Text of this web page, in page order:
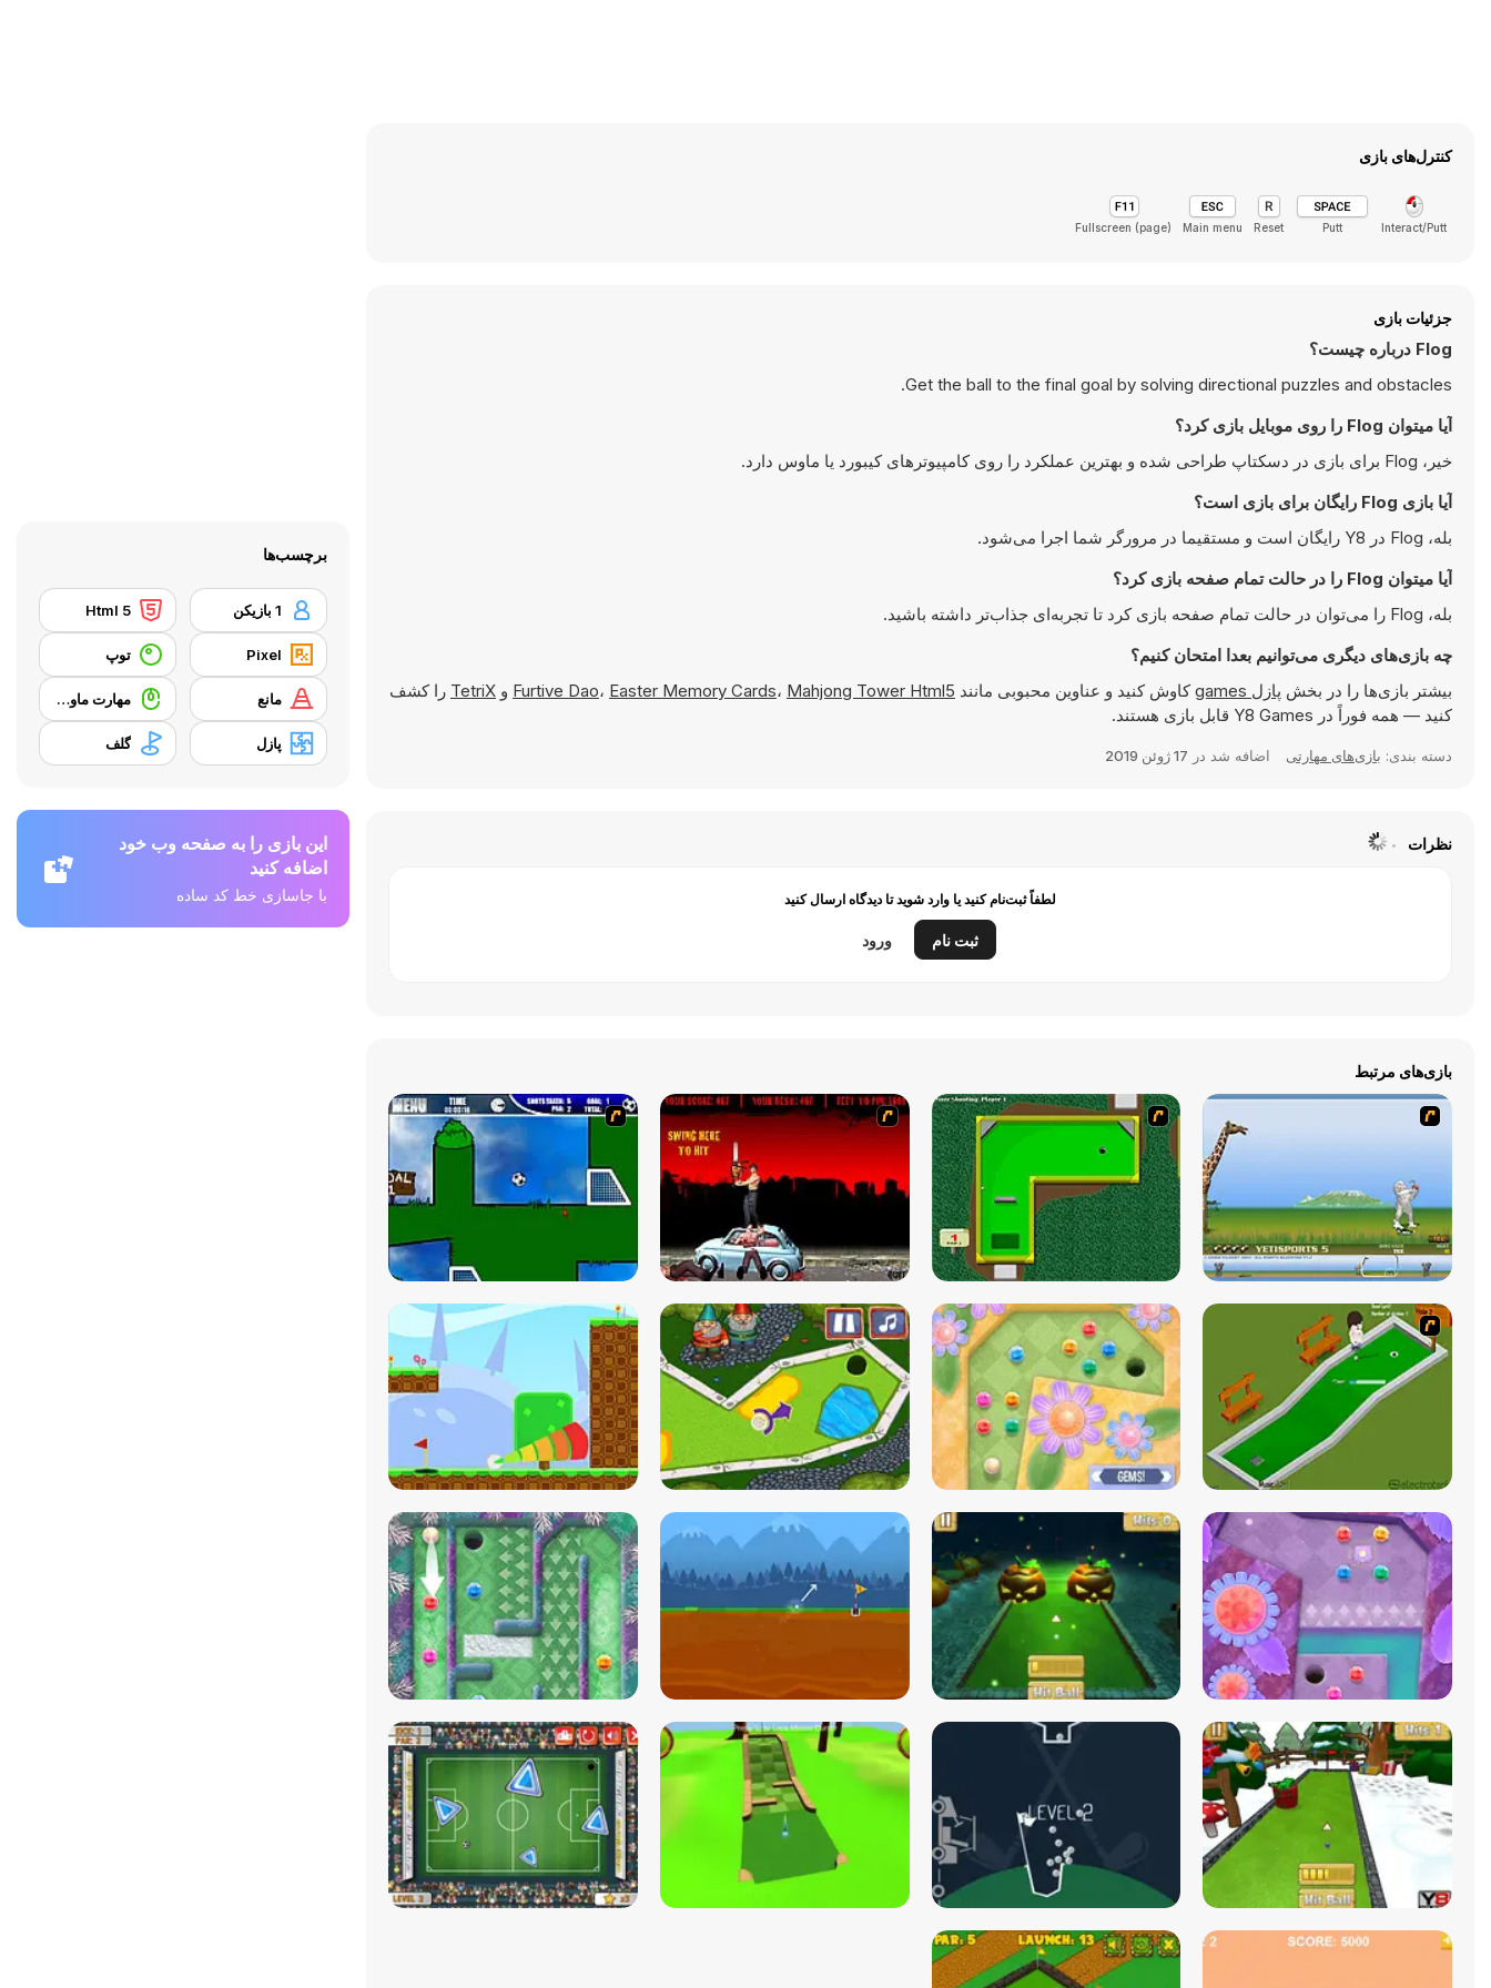
کنترل‌های بازی
Interact/Putt
Putt
Reset
Main menu
Fullscreen (page)
جزئیات بازی
Flog درباره چیست؟
Get the ball to the final goal by solving directional puzzles and obstacles.
آیا میتوان Flog را روی موبایل بازی کرد؟
خیر، Flog برای بازی در دسکتاپ طراحی شده و بهترین عملکرد را روی کامپیوتر‌های کیبورد یا ماوس دارد.
آیا بازی Flog رایگان برای بازی است؟
بله، Flog در Y8 رایگان است و مستقیما در مرورگر شما اجرا می‌شود.
آیا میتوان Flog را در حالت تمام صفحه بازی کرد؟
بله، Flog را می‌توان در حالت تمام صفحه بازی کرد تا تجربه‌ای جذاب‌تر داشته باشید.
چه بازی‌های دیگری می‌توانیم بعدا امتحان کنیم؟
بیشتر بازی‌ها را در بخش پازل games کاوش کنید و عناوین محبوبی مانند Furtive Dao، Easter Memory Cards، Mahjong Tower Html5 و TetriX را کشف
کنید — همه فوراً در Y8 Games قابل بازی هستند.
دسته بندی: بازی‌های مهارتی اضافه شد در 17 ژوئن 2019
نظرات
لطفاً ثبت‌نام کنید یا وارد شوید تا دیدگاه ارسال کنید
ثبت نام ورود
بازی‌های مرتبط
برچسب‌ها
1 بازیکن Html 5
Pixel توپ
مانع مهارت ماوس
پازل گلف
این بازی را به صفحه وب خود
اضافه کنید
با جاسازی خط کد ساده